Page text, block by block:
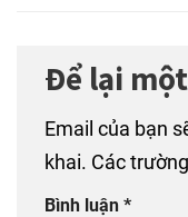
Để lại
Email của bạn
khai. Các
Bình luận *